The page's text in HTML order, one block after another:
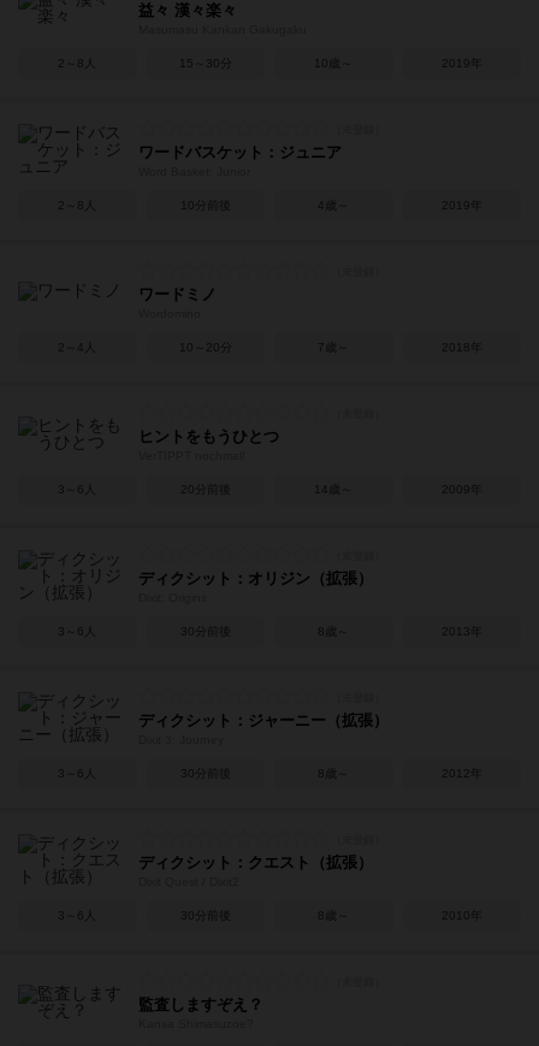
益々 漢々楽々
2～8人 15～30分 10歳～ 2019年
ワードバスケット：ジュニア
2～8人 10分前後 4歳～ 2019年
ワードミノ
2～4人 10～20分 7歳～ 2018年
ヒントをもうひとつ
3～6人 20分前後 14歳～ 2009年
ディクシット：オリジン（拡張）
3～6人 30分前後 8歳～ 2013年
ディクシット：ジャーニー（拡張）
3～6人 30分前後 8歳～ 2012年
ディクシット：クエスト（拡張）
3～6人 30分前後 8歳～ 2010年
監査しますぞえ？